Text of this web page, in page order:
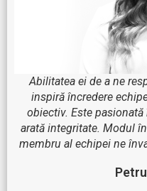
Abilitatea ei de a ne
inspiră încredere
obiectiv. Este
arată integritate. Modul
membru al echipei ne